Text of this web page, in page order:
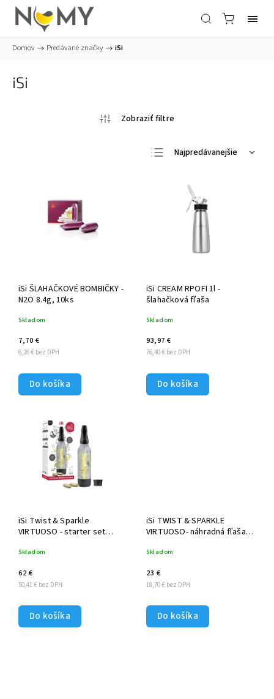
Domov / Predávané značky / iSi
iSi
Najpredávanejšie
Najdrahšie
Abecedne
iSi ŠLAHAČKOVÉ BOMBIČKY -
N2O 8.4g, 10ks
Skladom
6,26 € bez DPH
7,70 €
Do košíka
iSi CREAM RPOFI 1l -
šlahačková fľaša
Skladom
76,40 € bez DPH
93,97 €
Do košíka
iSi Twist & Sparkle
VIRTUOSO - starter set
Skladom
50,41 € bez DPH
62 €
Do košíka
iSi TWIST & SPARKLE
VIRTUOSO- náhradná fľaša
Skladom
18,70 € bez DPH
23 €
Do košíka